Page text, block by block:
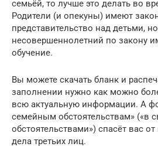
семьёй, то лучше это делать во
Родители (и опекуны) имеют
представительство над детьми,
несовершеннолетний по закону
обучение.
Вы можете скачать бланк и
заполнении нужно как можно
всю актуальную информации. А
семейным обстоятельствам» («в
обстоятельствами») спасёт вас
дела третьих лиц.